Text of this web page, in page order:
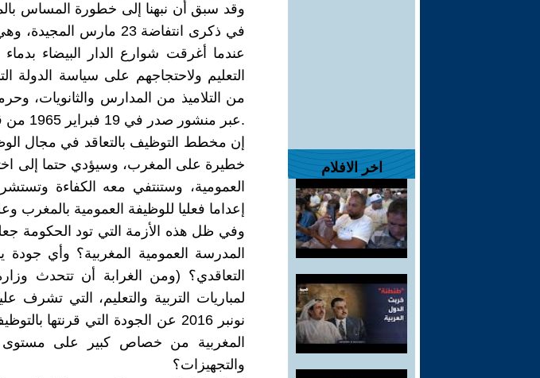
اخر الافلام
وقد سبق أن نبهنا إلى خطورة المساس
في ذكرى انتفاضة 23 مارس
عندما أغرقت شوارع الدار البيضاء
التعليم ولاحتجاجهم على سياسة
من التلاميذ من المدارس والثانويات،
.عبر منشور صدر في 19 فبراير 1965 من قبل وزير التعليم يوسف بلعباس.
إن مخطط التوظيف بالتعاقد في مجال
خطيرة على المغرب، وسيؤدي حتما إلى
العمومية، وستنتفي معه الكفاءة
إعداما فعليا للوظيفة العمومية بالمغرب
وفي ظل هذه الأزمة التي تود الحكومة
المدرسة العمومية المغربية؟ وأي
التعاقدي؟ (ومن الغرابة أن تتحدث
نونبر 2016 عن الجودة التي قرنتها
المغربية من خصاص كبير على مستوى
والتجهيزات؟